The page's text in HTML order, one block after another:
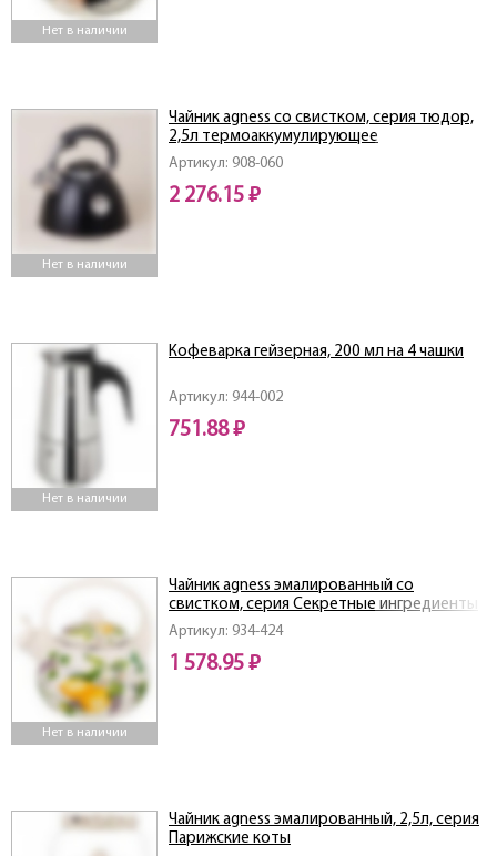
Нет в наличии
Нет в наличии
Артикул: 908-060
Чайник agness со свистком, серия тюдор,
2,5л термоаккумулирующее
дно,индукция,индикатор уровня воды
2 276.15 ₽
Нет в наличии
Артикул: 944-002
Кофеварка гейзерная, 200 мл на 4 чашки
751.88 ₽
Нет в наличии
Артикул: 934-424
Чайник agness эмалированный со
свистком, серия Секретные ингредиенты
2,2л, индукционное дно
1 578.95 ₽
Чайник agness эмалированный, 2,5л, серия
Парижские коты